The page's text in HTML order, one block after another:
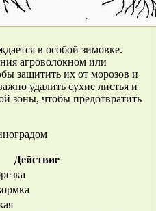
в особой зимовке.
агроволокном или
защитить их от морозов и
удалить сухие листья и
зоны, чтобы предотвратить
Действие